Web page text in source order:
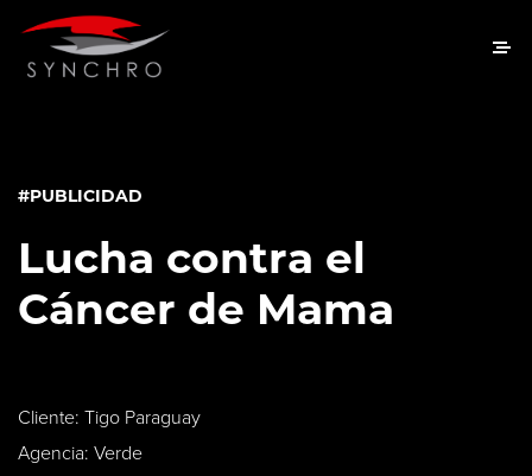
#PUBLICIDAD
Lucha contra el
Cáncer de Mama
Cliente: Tigo Paraguay
Agencia: Verde